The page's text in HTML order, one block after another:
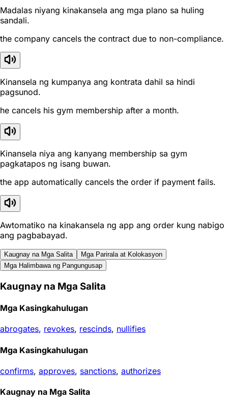
Madalas niyang kinakansela ang mga plano sa huling
sandali.
the company cancels the contract due to non-compliance.
Kinansela ng kumpanya ang kontrata dahil sa hindi
pagsunod.
he cancels his gym membership after a month.
Kinansela niya ang kanyang membership sa gym
pagkatapos ng isang buwan.
the app automatically cancels the order if payment fails.
Awtomatiko na kinakansela ng app ang order kung nabigo
ang pagbabayad.
Kaugnay na Mga Salita
Mga Parirala at Kolokasyon
Mga Halimbawa ng Pangungusap
Kaugnay na Mga Salita
Mga Kasingkahulugan
abrogates, revokes, rescinds, nullifies
Mga Kasingkahulugan
confirms, approves, sanctions, authorizes
Kaugnay na Mga Salita